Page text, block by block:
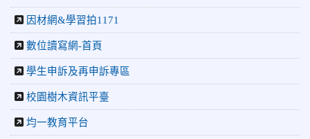
因材網&學習拍1171
數位讀寫網-首頁
學生申訴及再申訴專區
校園樹木資訊平臺
均一教育平台